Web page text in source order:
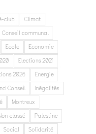
club
Climat
Conseil communal
Ecole
Economie
Elections 2021
2026
Energie
Conseil
Inégalités
Montreux
classé
Palestine
Social
Solidarité